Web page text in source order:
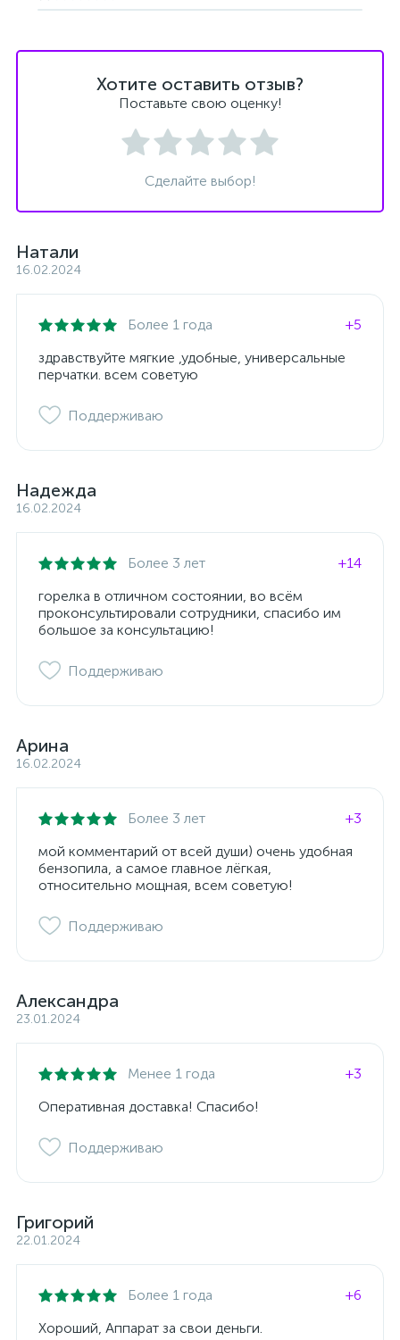
Хотите оставить отзыв?
Поставьте свою оценку!
Сделайте выбор!
Натали
16.02.2024
Более 1 года
+5
здравствуйте мягкие ,удобные, универсальные
перчатки. всем советую
Поддерживаю
Надежда
16.02.2024
Более 3 лет
+14
горелка в отличном состоянии, во всём
проконсультировали сотрудники, спасибо им
большое за консультацию!
Поддерживаю
Арина
16.02.2024
Более 3 лет
+3
мой комментарий от всей души) очень удобная
бензопила, а самое главное лёгкая,
относительно мощная, всем советую!
Поддерживаю
Александра
23.01.2024
Менее 1 года
+3
Оперативная доставка! Спасибо!
Поддерживаю
Григорий
22.01.2024
Более 1 года
+6
Хороший, Аппарат за свои деньги.